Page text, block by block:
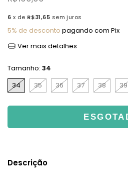
6 x de R$31,65 sem juros
5% de desconto pagando com Pix
Ver mais detalhes
Tamanho: 34
34
35 36 37 38 39
Descrição